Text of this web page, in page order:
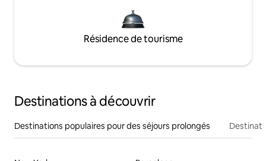
Résidence de tourisme
Destinations à découvrir
Destinations populaires pour des séjours prolongés